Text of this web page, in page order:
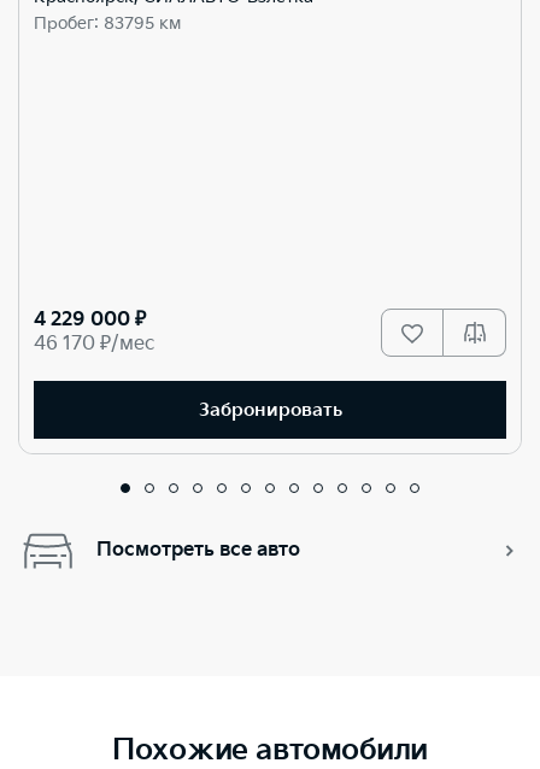
Пробег: 83795 км
4 229 000 ₽
46 170 ₽/мес
Забронировать
Посмотреть все авто
Похожие автомобили